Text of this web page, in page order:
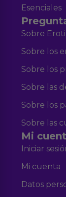
Esenciales
Sobre
Sobre los
Sobre los
Sobre las
Sobre los
Sobre las
Mi
Iniciar
Mi cuenta
Datos